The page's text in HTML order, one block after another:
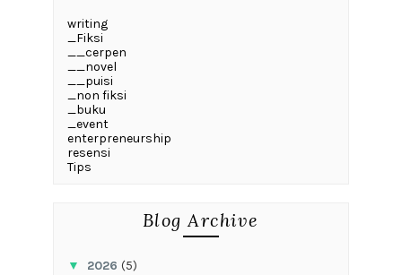
writing
_Fiksi
__cerpen
__novel
__puisi
_non fiksi
_buku
_event
enterpreneurship
resensi
Tips
Blog Archive
▼ 2026 (5)